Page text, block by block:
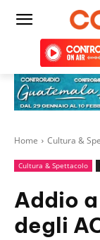
Home Cultura &
Cultura & Spettacolo
Addio
degli